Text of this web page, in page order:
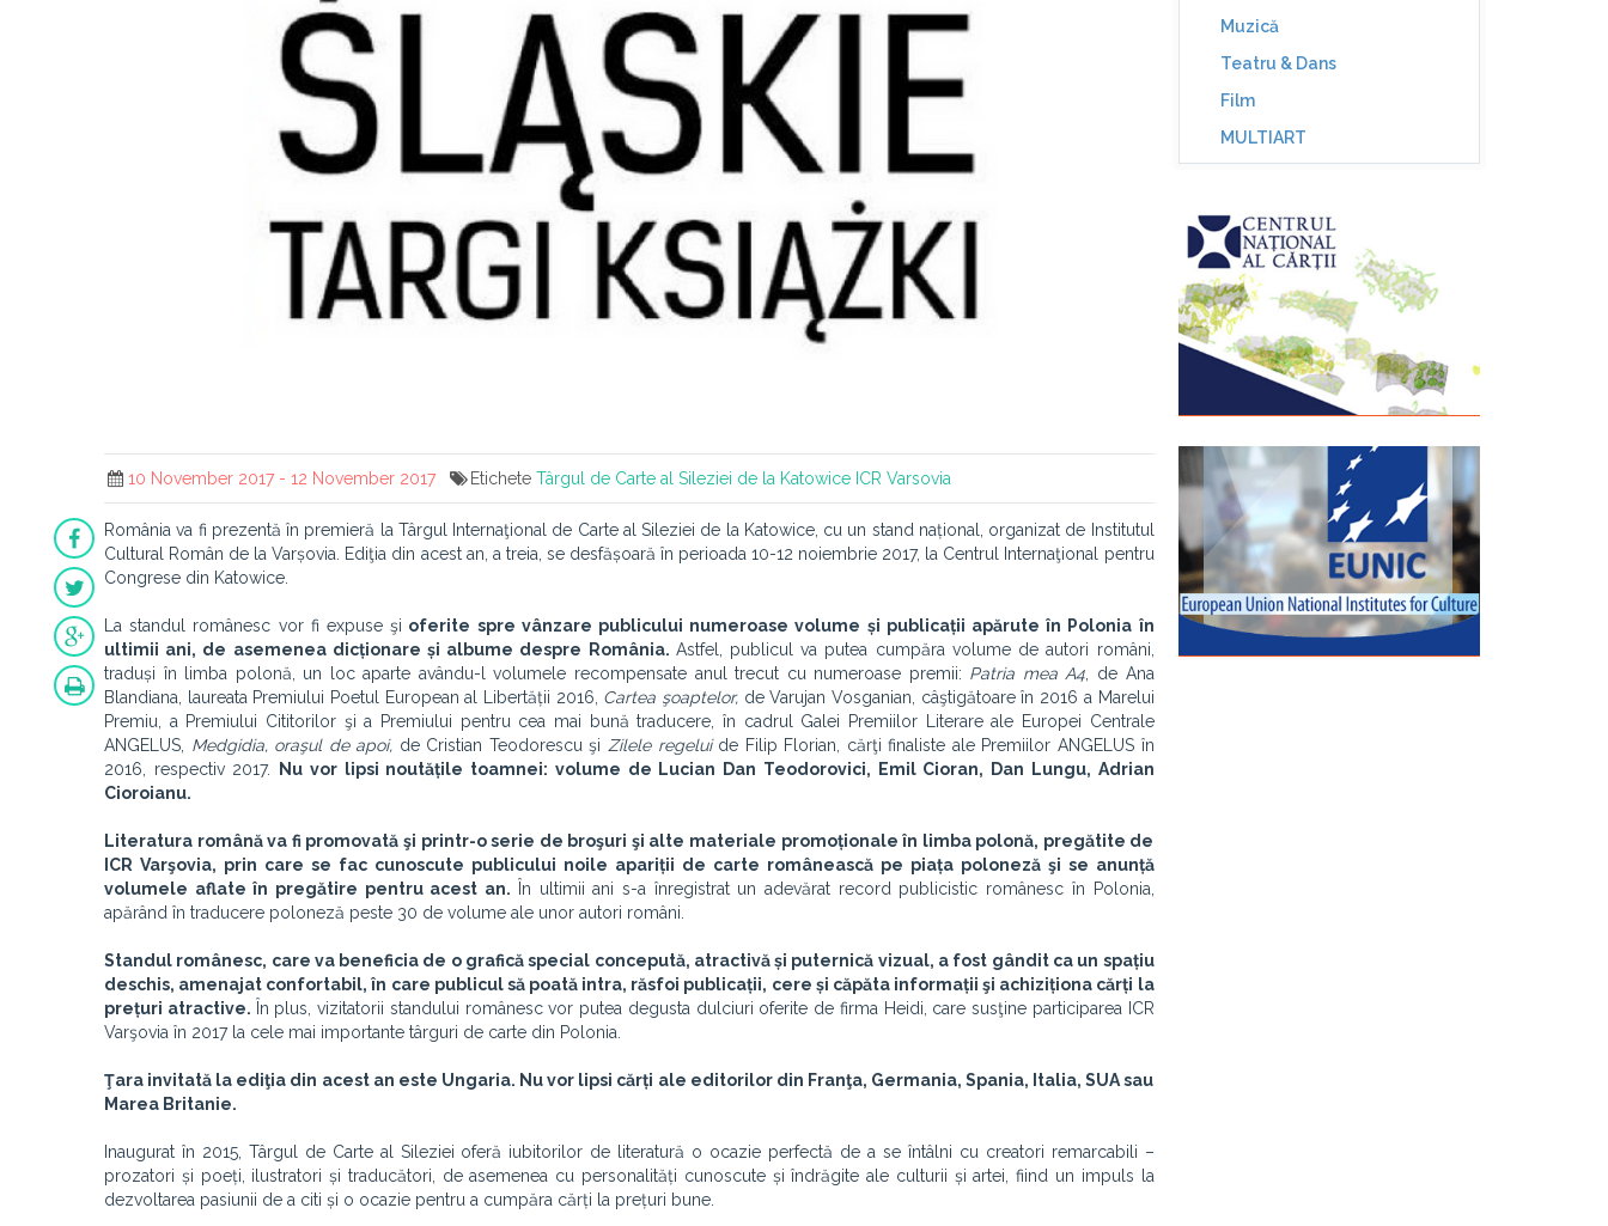
10 November 2017 - 12 November 2017 EticheteTârgul de Carte al Sileziei de la Katowice ICR Varsovia
România va fi prezentă în premieră la Târgul Internaţional de Carte al Sileziei de la Katowice, cu un stand național, organizat de Institutul
Cultural Român de la Varșovia. Ediţia din acest an, a treia, se desfășoară în perioada 10-12 noiembrie 2017, la Centrul Internaţional pentru
Congrese din Katowice.
La standul românesc vor fi expuse şi oferite spre vânzare publicului numeroase volume și publicații apărute în Polonia în
ultimii ani, de asemenea dicționare și albume despre România. Astfel, publicul va putea cumpăra volume de autori români,
traduși în limba polonă, un loc aparte avându-l volumele recompensate anul trecut cu numeroase premii: Patria mea A4 , de Ana
Blandiana, laureata Premiului Poetul European al Libertății 2016, Cartea şoaptelor, de Varujan Vosganian, câştigătoare în 2016 a Marelui
Premiu, a Premiului Cititorilor şi a Premiului pentru cea mai bună traducere, în cadrul Galei Premiilor Literare ale Europei Centrale
ANGELUS, Medgidia, oraşul de apoi, de Cristian Teodorescu şi Zilele regeluide Filip Florian, cărţi finaliste ale Premiilor ANGELUS în
2016, respectiv 2017.
Nu vor lipsi noutățile toamnei: volume de Lucian Dan Teodorovici, Emil Cioran, Dan Lungu, Adrian
Cioroianu.
Literatura română va fi promovată şi printr-o serie de broşuri şi alte materiale promoționale în limba polonă, pregătite de
ICR Varşovia, prin care se fac cunoscute publicului noile apariții de carte românească pe piața poloneză şi se anunță
volumele aflate în pregătire pentru acest an.
În ultimii ani s-a înregistrat un adevărat record publicistic românesc în Polonia,
apărând în traducere poloneză peste 30 de volume ale unor autori români.
Standul românesc, care va beneficia de o grafică special concepută, atractivă și puternică vizual, a fost gândit ca un spațiu
deschis, amenajat confortabil, în care publicul să poată intra, răsfoi publicații, cere și căpăta informații şi achiziționa cărți la
prețuri atractive. În plus, vizitatorii standului românesc vor putea degusta dulciuri oferite de firma Heidi, care susţine participarea ICR
Varşovia în 2017 la cele mai importante târguri de carte din Polonia.
Ţara invitată la ediţia din acest an este Ungaria. Nu vor lipsi cărți ale editorilor din Franţa, Germania, Spania, Italia, SUA sau
Marea Britanie.
Inaugurat în 2015, Târgul de Carte al Sileziei oferă iubitorilor de literatură o ocazie perfectă de a se întâlni cu creatori remarcabili –
prozatori și poeți, ilustratori și traducători, de asemenea cu personalități cunoscute și îndrăgite ale culturii și artei, fiind un impuls la
dezvoltarea pasiunii de a citi și o ocazie pentru a cumpăra cărți la prețuri bune.
Muzică
Teatru & Dans
Film
MULTIART